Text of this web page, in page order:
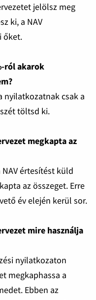
jelölsz meg
ki, a NAV
őket.
ról akarok
nyilatkozatnak csak a
töltsd ki.
megkapta az
értesítést küld
az összeget. Erre
év elején kerül sor.
mire használja
nyilatkozaton
megkaphassa a
Ebben az